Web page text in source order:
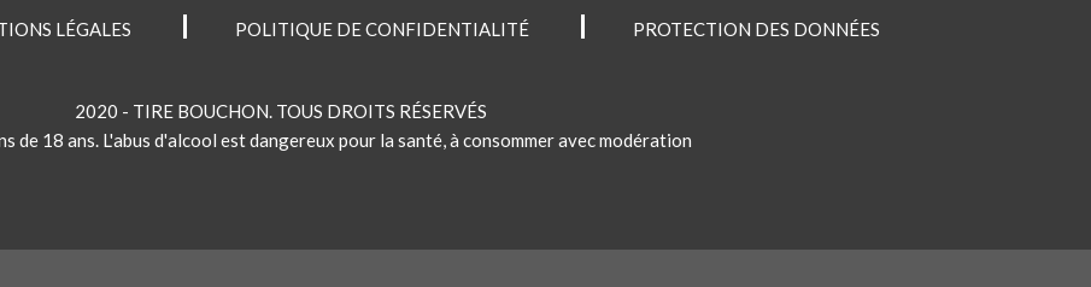
LÉGALES POLITIQUE DE CONFIDENTIALITÉ PROTECTION DES DONNÉES
2020 - TIRE BOUCHON. TOUS DROITS RÉSERVÉS
de 18 ans. L'abus d'alcool est dangereux pour la santé, à consommer avec modération